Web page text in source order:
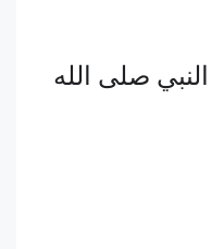
صلى الله